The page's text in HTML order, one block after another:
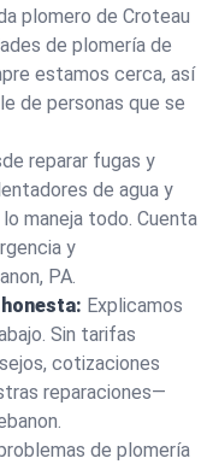
plomero de Croteau
de plomería de
estamos cerca, así
de personas que se
reparar fugas y
de agua y
maneja todo. Cuenta
y
PA.
Explicamos
Sin tarifas
cotizaciones
reparaciones—
de plomería